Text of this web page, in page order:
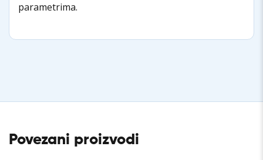
parametrima.
Povezani proizvodi